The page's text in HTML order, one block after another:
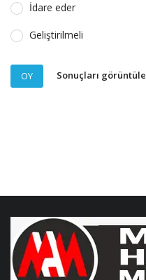
İdare eder
Geliştirilmeli
OY Sonuçları görüntüle